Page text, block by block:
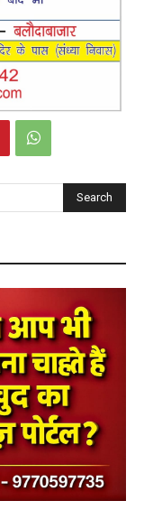
के लिए राम
केंद्र की सुविधा पिरदा।